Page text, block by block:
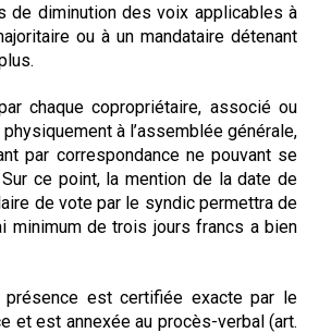
de diminution des voix applicables à
ou à un mandataire détenant
chaque copropriétaire, associé ou
à l’assemblée générale,
par correspondance ne pouvant se
Sur ce point, la mention de la date de
de vote par le syndic permettra de
minimum de trois jours francs a bien
présence est certifiée exacte par le
et est annexée au procès-verbal (art.